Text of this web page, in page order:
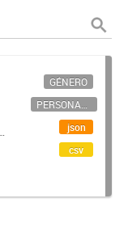
GÉNERO
PERSONAL CIENTÍFICO-TECNOLÓGICO
json
csv